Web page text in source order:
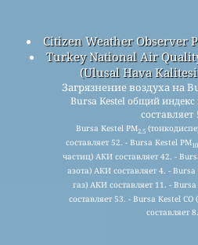
Citizen Weather Observer
Turkey National Air
(Ulusal Hava
Загрязнение воздуха на
Bursa Kestel общий индекс
составляет
Bursa Kestel PM2.5
составляет 52. - Bursa Kestel PM10
частиц) АКИ составляет 42. -
азота) АКИ составляет 4. - Bursa
газ) АКИ составляет 11. - Bursa
составляет 53. - Bursa Kestel
составляет